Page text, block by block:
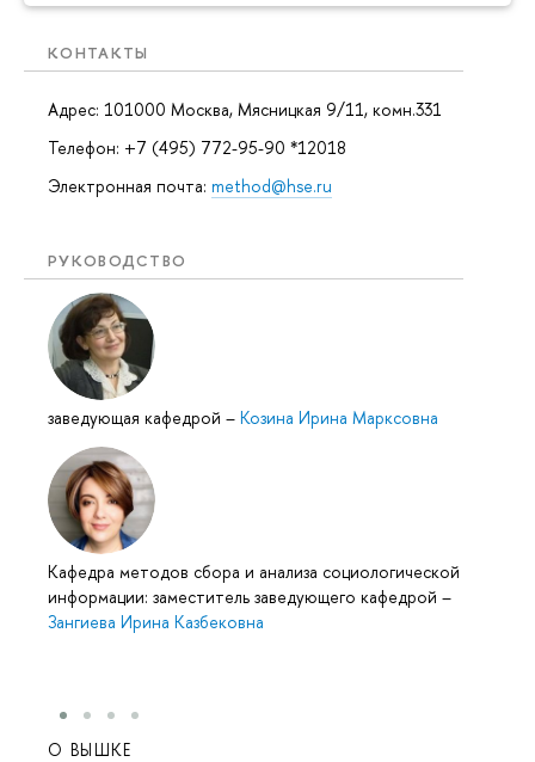
КОНТАКТЫ
Адрес: 101000 Москва, Мясницкая 9/11, комн.331
Телефон: +7 (495) 772-95-90 *12018
Электронная почта: method@hse.ru
РУКОВОДСТВО
заведующая кафедрой – Козина Ирина Марксовна
Кафедра методов сбора и анализа социологической
информации: заместитель заведующего кафедрой –
Зангиева Ирина Казбековна
О ВЫШКЕ